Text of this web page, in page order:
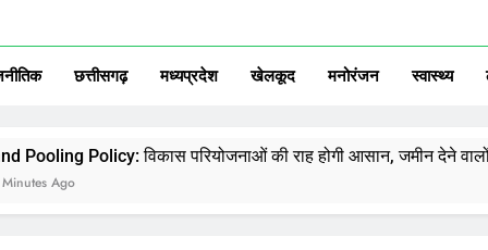
छत्तीसगढ़ मध्‍यप्रदेश खेलकूद मनोरंजन स्‍वास्‍थ्‍य
विकास परियोजनाओं की राह होगी आसान, जमीन देने वालों को लौटेगी